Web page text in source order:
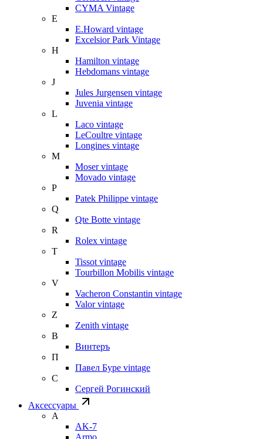
CYMA Vintage
E
E.Howard vintage
Excelsior Park Vintage
H
Hamilton vintage
Hebdomans vintage
J
Jules Jurgensen vintage
Juvenia vintage
L
Laco vintage
LeCoultre vintage
Longines vintage
M
Moser vintage
Movado vintage
P
Patek Philippe vintage
Q
Qte Botte vintage
R
Rolex vintage
T
Tissot vintage
Tourbillon Mobilis vintage
V
Vacheron Constantin vintage
Valor vintage
Z
Zenith vintage
В
Винтеръ
П
Павел Буре vintage
С
Сергей Рогинский
Аксессуары
A
AK-7
Armo